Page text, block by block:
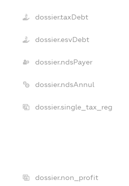
dossier.taxDebt
dossier.esvDebt
dossier.ndsPayer
dossier.ndsAnnul
dossier.single_tax_reg
dossier.non_profit